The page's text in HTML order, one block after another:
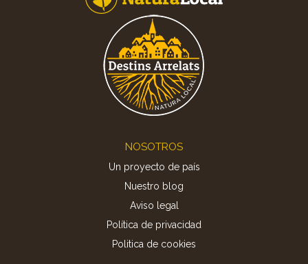
NOSOTROS
Un proyecto de país
Nuestro blog
Aviso legal
Política de privacidad
Politica de cookies